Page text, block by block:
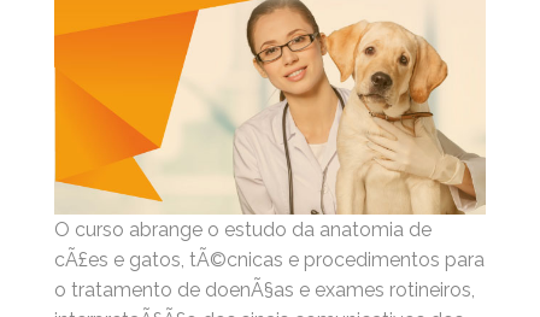
O curso abrange o estudo da anatomia de
cÃ£es e gatos, tÃ©cnicas e procedimentos para
o tratamento de doenÃ§as e exames rotineiros,